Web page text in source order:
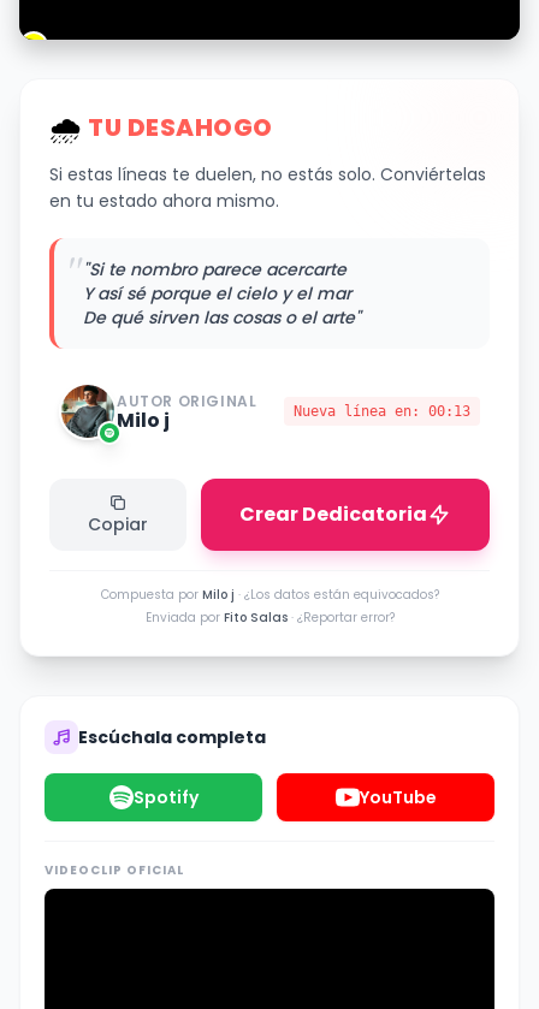
🌧 ️ TU DESAHOGO
Si estas líneas te duelen, no estás solo. Conviértelas
en tu estado ahora mismo.
""Si te nombro parece acercarte
Y así sé porque el cielo y el mar
De qué sirven las cosas o el arte"
AUTOR ORIGINAL
Milo j Nueva línea en: 00:13
Copiar Crear Dedicatoria
Compuesta por Milo j · ¿Los datos están equivocados?
Enviada por Fito Salas · ¿Reportar error?
Escúchala completa
Spotify YouTube
VIDEOCLIP OFICIAL